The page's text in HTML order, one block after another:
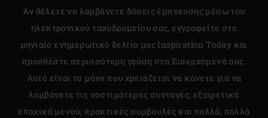
Αν θέλετε να λαμβάνετε δόσεις έμπνευσης μέσω του
ηλεκτρονικού ταχυδρομείου σας, εγγραφείτε στο
μηνιαίο ενημερωτικό δελτίο μας Inspiration Today και
προσθέστε περισσότερη γεύση στα Εισερχόμενά σας.
Αυτό είναι το μόνο που χρειάζεται να κάνετε για να
λαμβάνετε τις νοστιμότερες συνταγές, εξαιρετικά
εποχικά μενού, πρακτικές συμβουλές και πολλά, πολλά